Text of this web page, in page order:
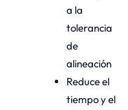
a la
tolerancia
de
alineación
Reduce el
tiempo y el